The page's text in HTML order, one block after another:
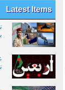
Latest Items